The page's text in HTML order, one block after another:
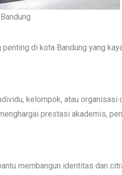
di kota Bandung yang
kelompok, atau organisasi
prestasi akademis,
membangun identitas dan